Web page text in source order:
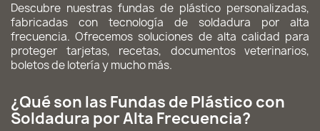
Descubre nuestras fundas de plástico personalizadas,
fabricadas con tecnología de soldadura por alta
frecuencia. Ofrecemos soluciones de alta calidad para
proteger tarjetas, recetas, documentos veterinarios,
boletos de lotería y mucho más.
¿Qué son las Fundas de Plástico con
Soldadura por Alta Frecuencia?